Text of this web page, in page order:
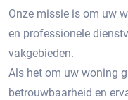
Onze missie is om uw
en professionele
vakgebieden.
Als het om uw woning
betrouwbaarheid en